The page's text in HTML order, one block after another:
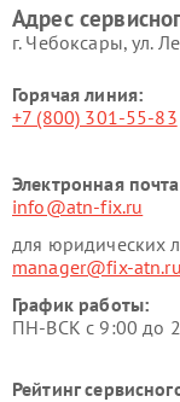
Адрес
г. Чебоксары, ул.
Горячая линия:
+7 (800) 301-55-83
Электронная
info@atn-fix.ru
для юридических
manager@fix-atn.ru
График работы:
ПН-ВСК с 9:00 до
Рейтинг